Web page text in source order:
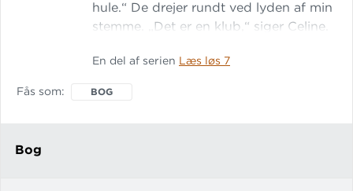
hule.“ De drejer rundt ved lyden af min
stemme. „Det er en klub,“ siger Celine.
siger jeg. „Det er klart. Jeg siger det
En del af serien Læs løs 7
Fås som BOG
Bog